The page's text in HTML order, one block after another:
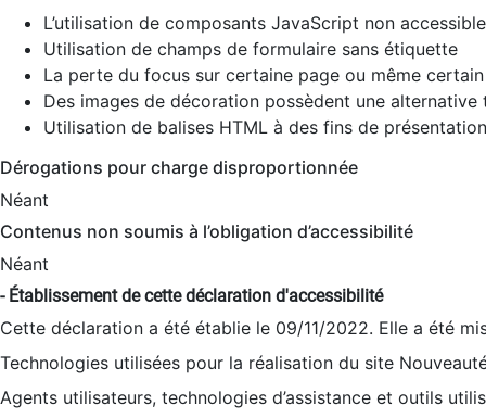
L’utilisation de composants JavaScript non
Utilisation de champs de formulaire sans étiquette
La perte du focus sur certaine page ou même
Des images de décoration possèdent une alternative
Utilisation de balises HTML à des fins de
Dérogations pour charge disproportionnée
Néant
Contenus non soumis à l’obligation d’accessibilité
Néant
- Établissement de cette déclaration d'accessibilité
Cette déclaration a été établie le 09/11/2022. Elle a été
Technologies utilisées pour la réalisation du site
Agents utilisateurs, technologies d’assistance et outils